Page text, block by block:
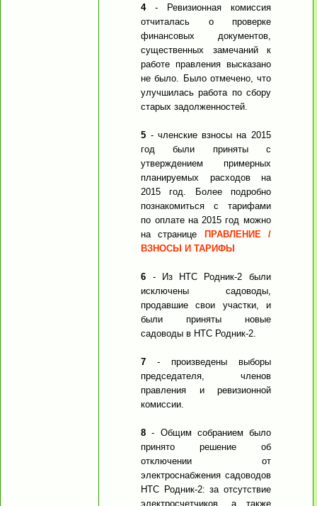
4- Ревизионная комиссия
отчиталась о проверке
финансовых документов,
существенных замечаний к
работе правления высказано
не было. Было отмечено, что
улучшилась работа по сбору
старых задолженностей.
5 - членские взносы на 2015
год были приняты с
утверждением примерных
планируемых расходов на
2015 год. Более подробно
познакомиться с тарифами
по оплате на 2015 год можно
на странице
ПРАВЛЕНИЕ /
ВЗНОСЫ И ТАРИФЫ
6 - Из НТС Родник-2 были
исключены садоводы,
продавшие свои участки, и
были приняты новые
садоводы в НТС Родник-2.
7 - произведены выборы
председателя, членов
правления и ревизионной
комиссии.
8 - Общим собранием было
принято решение об
отключении от
электроснабжения садоводов
НТС Родник-2: за отсутствие
электросчетчиков, а также